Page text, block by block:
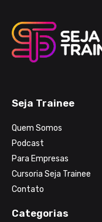
Seja Trainee
Quem Somos
Podcast
Para Empresas
Cursoria Seja Trainee
Contato
Categorias